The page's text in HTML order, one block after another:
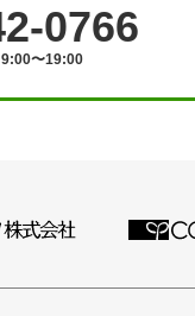
0766
〜19:00